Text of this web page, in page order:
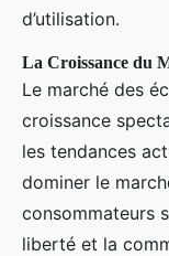
d’utilisation.
La Croissance du
Le marché des
croissance
les tendances
dominer le
consommateurs
liberté et la